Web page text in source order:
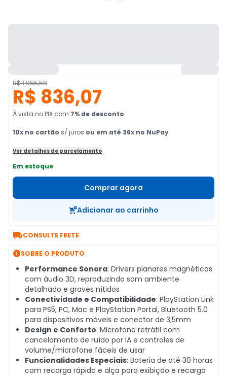
R$ 1.055,58
R$ 836,07
À vista no PIX com 7% de desconto
10x no cartão s/ juros ou em até 36x no NuPay
Ver detalhes de parcelamento
Em estoque
Comprar agora
Adicionar ao carrinho
CONSULTE FRETE
SOBRE O PRODUTO
Performance Sonora: Drivers planares magnéticos
com áudio 3D, reproduzindo som ambiente
detalhado e graves nítidos
Conectividade e Compatibilidade: PlayStation Link
para PS5, PC, Mac e PlayStation Portal, Bluetooth 5.0
para dispositivos móveis e conector de 3,5mm
Design e Conforto: Microfone retrátil com
cancelamento de ruído por IA e controles de
volume/microfone fáceis de usar
Funcionalidades Especiais: Bateria de até 30 horas
com recarga rápida e alça para exibição e recarga